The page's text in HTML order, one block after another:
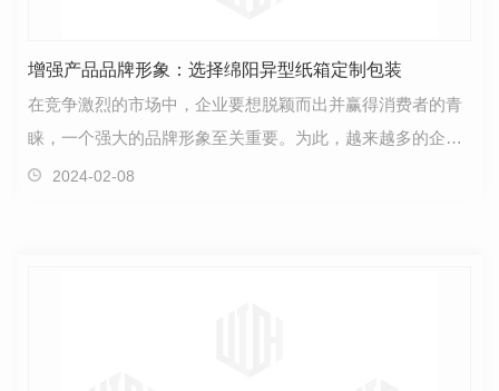
增强产品品牌形象：选择绵阳异型纸箱定制包装
在竞争激烈的市场中，企业要想脱颖而出并赢得消费者的青
睐，一个强大的品牌形象至关重要。为此，越来越多的企业
开始意识到产品包装在品牌传播中的重要性。作为一种…
2024-02-08